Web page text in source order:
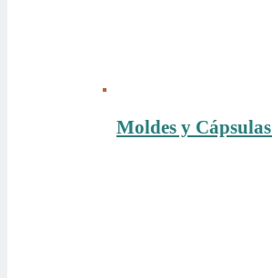
Moldes y Cápsulas